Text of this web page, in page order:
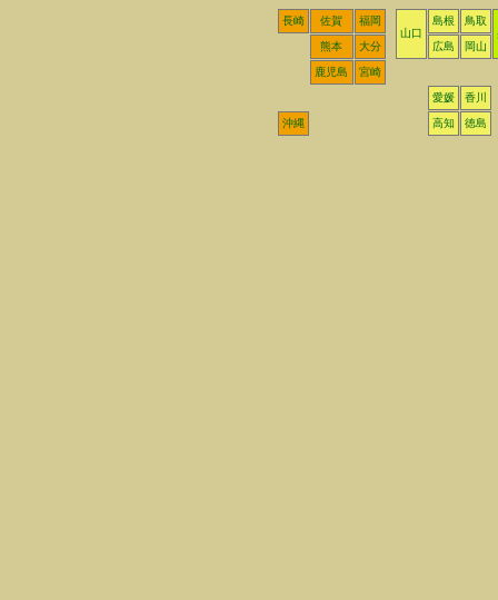
長崎 佐賀
福岡
山口
島根
鳥取
熊本
大分 広島 岡山
鹿児島 宮崎
愛媛 香川
沖縄 高知 徳島